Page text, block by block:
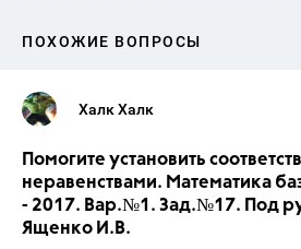
ПОХОЖИЕ ВОПРОСЫ
Халк Халк
Помогите установить
неравенствами. Математика
- 2017. Вар.№1. Зад.№17. Под
Ященко И.В.